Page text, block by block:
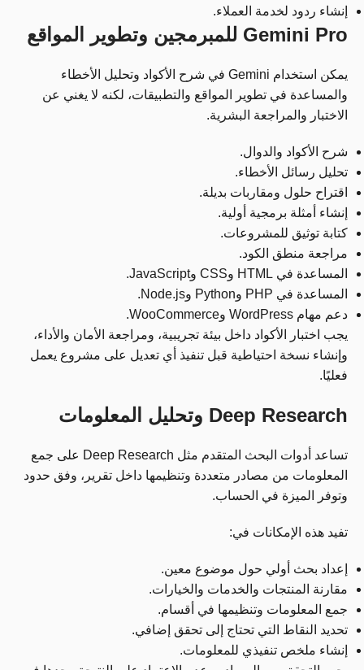
إنشاء ردود لخدمة العملاء.
Gemini Pro للمبرمجين وتطوير المواقع
يمكن استخدام Gemini في شرح الأكواد وتحليل الأخطاء
والمساعدة في تطوير المواقع والتطبيقات، لكنه لا يغني عن
الاختبار والمراجعة البشرية.
شرح الأكواد والدوال.
تحليل رسائل الأخطاء.
اقتراح حلول ومقاربات بديلة.
إنشاء أمثلة برمجية أولية.
كتابة توثيق للمشروعات.
مراجعة منطق الكود.
المساعدة في HTML وCSS وJavaScript.
المساعدة في PHP وPython وNode.js.
دعم مهام WordPress وWooCommerce.
يجب اختبار الأكواد داخل بيئة تجريبية، ومراجعة الأمان والأداء،
وإنشاء نسخة احتياطية قبل تنفيذ أي تعديل على مشروع يعمل
فعليًا.
Deep Research وتحليل المعلومات
تساعد أدوات البحث المتقدم مثل Deep Research على جمع
المعلومات من مصادر متعددة وتنظيمها داخل تقرير، وفق حدود
وتوفر الميزة في الحساب.
تفيد هذه الإمكانات في:
إعداد بحث أولي حول موضوع معين.
مقارنة المنتجات والخدمات والخيارات.
جمع المعلومات وتنظيمها في أقسام.
تحديد النقاط التي تحتاج إلى تحقق إضافي.
إنشاء ملخص تنفيذي للمعلومات.